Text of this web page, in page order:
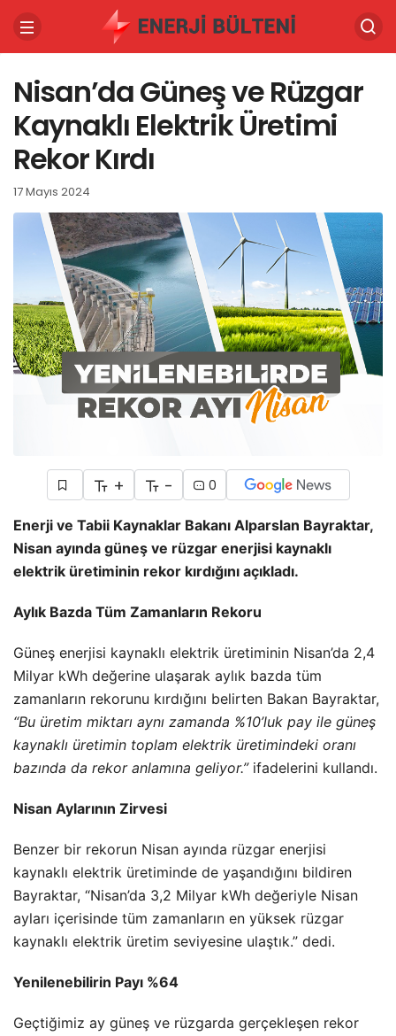
Nisan’da Güneş ve Rüzgar
Kaynaklı Elektrik Üretimi
Rekor Kırdı
17 Mayıs 2024
+ - 0
Enerji ve Tabii Kaynaklar Bakanı Alparslan Bayraktar,
Nisan ayında güneş ve rüzgar enerjisi kaynaklı
elektrik üretiminin rekor kırdığını açıkladı.
Aylık Bazda Tüm Zamanların Rekoru
Güneş enerjisi kaynaklı elektrik üretiminin Nisan’da 2,4
Milyar kWh değerine ulaşarak aylık bazda tüm
zamanların rekorunu kırdığını belirten Bakan Bayraktar,
“Bu üretim miktarı aynı zamanda %10’luk pay ile güneş
kaynaklı üretimin toplam elektrik üretimindeki oranı
bazında da rekor anlamına geliyor.” ifadelerini kullandı.
Nisan Aylarının Zirvesi
Benzer bir rekorun Nisan ayında rüzgar enerjisi
kaynaklı elektrik üretiminde de yaşandığını bildiren
Bayraktar, “Nisan’da 3,2 Milyar kWh değeriyle Nisan
ayları içerisinde tüm zamanların en yüksek rüzgar
kaynaklı elektrik üretim seviyesine ulaştık.” dedi.
Yenilenebilirin Payı %64
Geçtiğimiz ay güneş ve rüzgarda gerçekleşen rekor